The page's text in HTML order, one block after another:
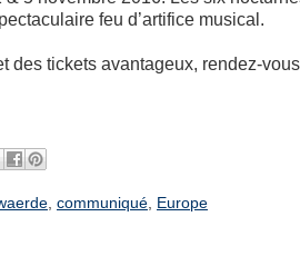
feu d’artifice musical.
des tickets avantageux, rendez-
, communiqué, Europe